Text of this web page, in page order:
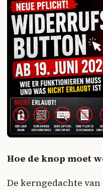
Hoe de knop moet
De kerngedachte